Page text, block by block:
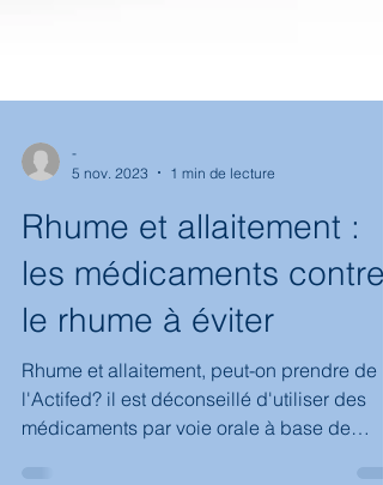
5 nov. 2023
1 min de lecture
Rhume et allaitement :
les médicaments contre
le rhume à éviter
Rhume et allaitement, peut-on prendre de